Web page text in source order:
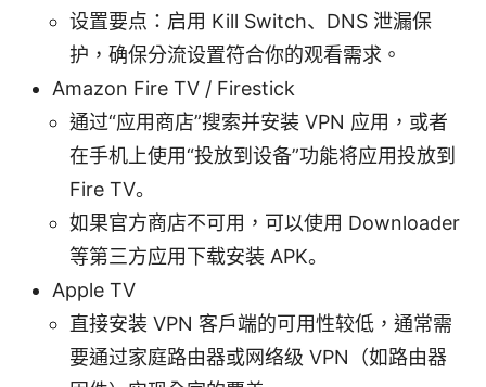
设置要点：启用 Kill Switch、DNS 泄漏保
护，确保分流设置符合你的观看需求。
Amazon Fire TV / Firestick
通过“应用商店”搜索并安装 VPN 应用，或者
在手机上使用“投放到设备”功能将应用投放到
Fire TV。
如果官方商店不可用，可以使用 Downloader
等第三方应用下载安装 APK。
Apple TV
直接安装 VPN 客户端的可用性较低，通常需
要通过家庭路由器或网络级 VPN（如路由器